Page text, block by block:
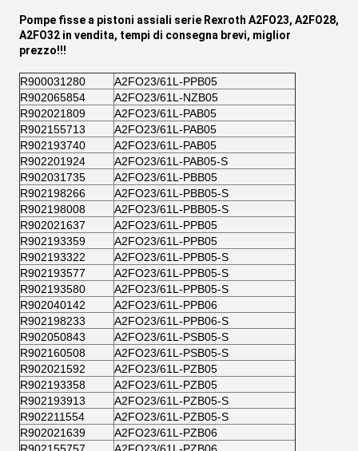
Pompe fisse a pistoni assiali serie Rexroth A2FO23, A2FO28,
A2FO32 in vendita, tempi di consegna brevi, miglior
prezzo!!!
R900031280
A2FO23/61L-PPB05
R902065854
A2FO23/61L-NZB05
R902021809
A2FO23/61L-PAB05
R902155713
A2FO23/61L-PAB05
R902193740
A2FO23/61L-PAB05
R902201924
A2FO23/61L-PAB05-S
R902031735
A2FO23/61L-PBB05
R902198266
A2FO23/61L-PBB05-S
R902198008
A2FO23/61L-PBB05-S
R902021637
A2FO23/61L-PPB05
R902193359
A2FO23/61L-PPB05
R902193322
A2FO23/61L-PPB05-S
R902193577
A2FO23/61L-PPB05-S
R902193580
A2FO23/61L-PPB05-S
R902040142
A2FO23/61L-PPB06
R902198233
A2FO23/61L-PPB06-S
R902050843
A2FO23/61L-PSB05-S
R902160508
A2FO23/61L-PSB05-S
R902021592
A2FO23/61L-PZB05
R902193358
A2FO23/61L-PZB05
R902193913
A2FO23/61L-PZB05-S
R902211554
A2FO23/61L-PZB05-S
R902021639
A2FO23/61L-PZB06